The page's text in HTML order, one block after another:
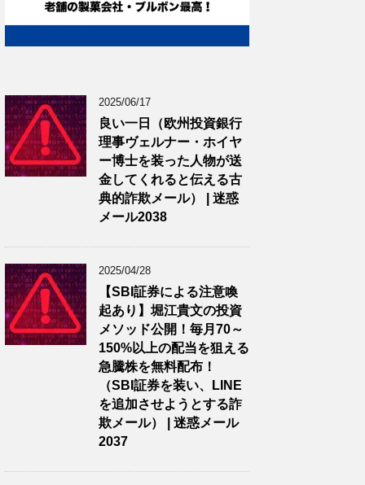
2025/06/17
良い一日（欧州投資銀行
理事ヴェルナー・ホイヤ
ー博士を装った人物が送
金してくれると伝える古
典的詐欺メール） | 迷惑
メール2038
2025/04/28
【SBI証券による注意喚
起あり】堀江貴文の投資
メソッド公開！毎月70～
150%以上の配当を狙える
急騰株を無料配布！
（SBI証券を装い、LINE
を追加させようとする詐
欺メール） | 迷惑メール
2037